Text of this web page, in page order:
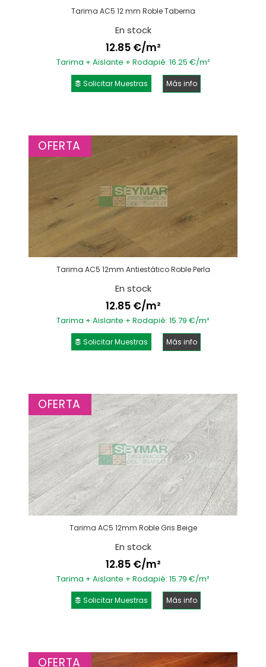
Tarima AC5 12 mm Roble Taberna
En stock
12.85 €/m²
Tarima + Aislante + Rodapié: 16.25 €/m²
Solicitar Muestras Más info
OFERTA
Tarima AC5 12mm Antiestático Roble Perla
En stock
12.85 €/m²
Tarima + Aislante + Rodapié: 15.79 €/m²
Solicitar Muestras Más info
OFERTA
Tarima AC5 12mm Roble Gris Beige
En stock
12.85 €/m²
Tarima + Aislante + Rodapié: 15.79 €/m²
Solicitar Muestras Más info
OFERTA